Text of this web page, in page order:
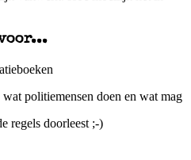
politiemensen doen en wat mag
regels doorleest ;-)